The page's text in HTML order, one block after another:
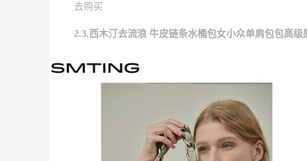
去购买
2.3.西木汀去流浪 牛皮链条水桶包女小众单肩包包高级